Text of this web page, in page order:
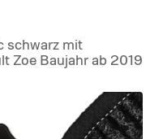
schwarz mit
Zoe Baujahr ab 2019